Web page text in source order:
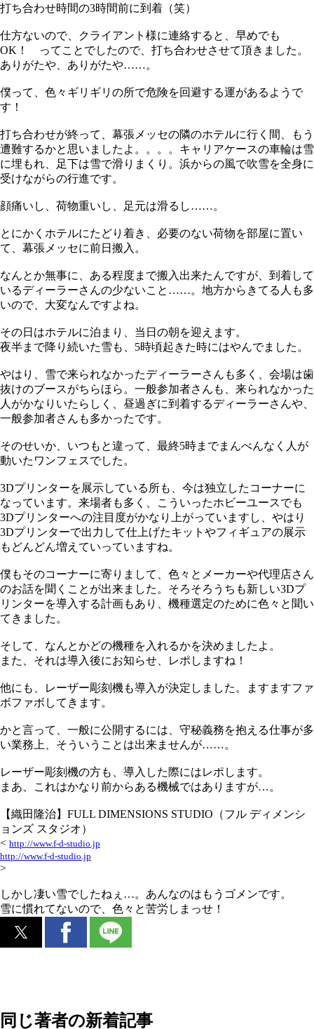
打ち合わせ時間の3時間前に到着（笑）
仕方ないので、クライアント様に連絡すると、早めでも
OK！ ってことでしたので、打ち合わせさせて頂きました。
ありがたや、ありがたや……。
僕って、色々ギリギリの所で危険を回避する運があるようで
す！
打ち合わせが終って、幕張メッセの隣のホテルに行く間、もう
遭難するかと思いましたよ。。。。キャリアケースの車輪は雪
に埋もれ、足下は雪で滑りまくり。浜からの風で吹雪を全身に
受けながらの行進です。
顔痛いし、荷物重いし、足元は滑るし……。
とにかくホテルにたどり着き、必要のない荷物を部屋に置い
て、幕張メッセに前日搬入。
なんとか無事に、ある程度まで搬入出来たんですが、到着して
いるディーラーさんの少ないこと……。地方からきてる人も多
いので、大変なんですよね。
その日はホテルに泊まり、当日の朝を迎えます。
夜半まで降り続いた雪も、5時頃起きた時にはやんでました。
やはり、雪で来られなかったディーラーさんも多く、会場は歯
抜けのブースがちらほら。一般参加者さんも、来られなかった
人がかなりいたらしく、昼過ぎに到着するディーラーさんや、
一般参加者さんも多かったです。
そのせいか、いつもと違って、最終5時までまんべんなく人が
動いたワンフェスでした。
3Dプリンターを展示している所も、今は独立したコーナーに
なっています。来場者も多く、こういったホビーユースでも
3Dプリンターへの注目度がかなり上がっていますし、やはり
3Dプリンターで出力して仕上げたキットやフィギュアの展示
もどんどん増えていっていますね。
僕もそのコーナーに寄りまして、色々とメーカーや代理店さん
のお話を聞くことが出来ました。そろそろうちも新しい3Dプ
リンターを導入する計画もあり、機種選定のために色々と聞い
てきました。
そして、なんとかどの機種を入れるかを決めましたよ。
また、それは導入後にお知らせ、レポしますね！
他にも、レーザー彫刻機も導入が決定しました。ますますファ
ボファボしてきます。
かと言って、一般に公開するには、守秘義務を抱える仕事が多
い業務上、そういうことは出来ませんが……。
レーザー彫刻機の方も、導入した際にはレポします。
まあ、これはかなり前からある機械ではありますが…。
【織田隆治】FULL DIMENSIONS STUDIO（フル ディメンシ
ョンズ スタジオ）
< http://www.f-d-studio.jp
http://www.f-d-studio.jp
>
しかし凄い雪でしたねぇ…。あんなのはもうゴメンです。
雪に慣れてないので、色々と苦労しまっせ！
同じ著者の新着記事